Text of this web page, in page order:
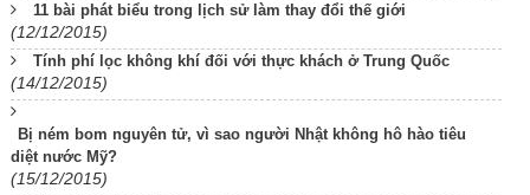
11 bài phát biểu trong lịch sử làm thay đổi thế giới
(12/12/2015)
Tính phí lọc không khí đối với thực khách ở Trung Quốc
(14/12/2015)
Bị ném bom nguyên tử, vì sao người Nhật không hô hào tiêu
diệt nước Mỹ?
(15/12/2015)